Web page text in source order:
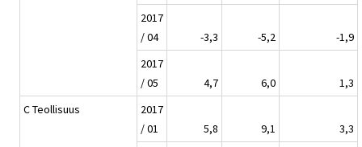
2017
/ 04
-3,3 -5,2
-1,9
2017
/ 05
4,7 6,0
1,3
C Teollisuus
2017
/ 01
5,8 9,1
3,3